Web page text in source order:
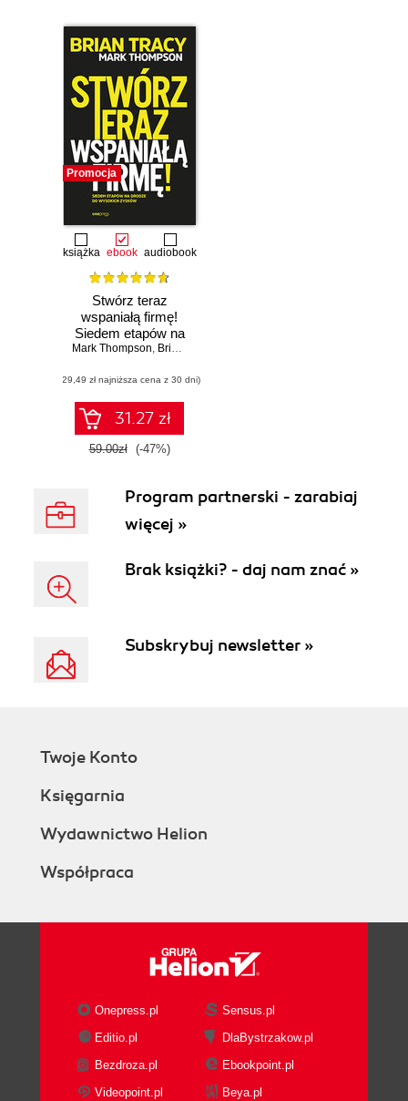
Promocja
książka ebook audiobook
Stwórz teraz
wspaniałą firmę!
Siedem etapów na
drodze do
Mark Thompson, Brian Tracy
(29,49 zł najniższa cena z 30 dni)
31.27 zł
59.00zł (-47%)
Program partnerski - zarabiaj
więcej »
Brak książki? - daj nam znać »
Subskrybuj newsletter »
Twoje Konto
Księgarnia
Wydawnictwo Helion
Współpraca
Onepress.pl
Sensus.pl
Editio.pl
DlaBystrzakow.pl
Bezdroza.pl
Ebookpoint.pl
Videopoint.pl
Beya.pl